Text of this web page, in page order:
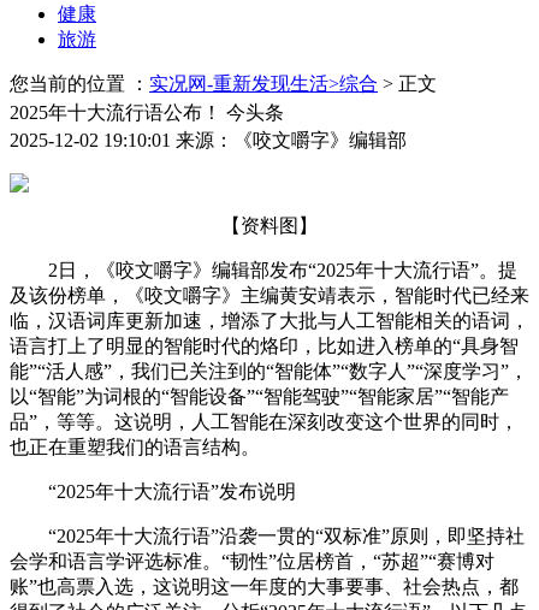
健康
旅游
您当前的位置 ： 实况网-重新发现生活>综合 > 正文
2025年十大流行语公布！ 今头条
2025-12-02 19:10:01 来源：《咬文嚼字》编辑部
【资料图】
2日，《咬文嚼字》编辑部发布“2025年十大流行语”。提
及该份榜单，《咬文嚼字》主编黄安靖表示，智能时代已经来
临，汉语词库更新加速，增添了大批与人工智能相关的语词，
语言打上了明显的智能时代的烙印，比如进入榜单的“具身智
能”“活人感”，我们已关注到的“智能体”“数字人”“深度学习”，
以“智能”为词根的“智能设备”“智能驾驶”“智能家居”“智能产
品”，等等。这说明，人工智能在深刻改变这个世界的同时，
也正在重塑我们的语言结构。
“2025年十大流行语”发布说明
“2025年十大流行语”沿袭一贯的“双标准”原则，即坚持社
会学和语言学评选标准。“韧性”位居榜首，“苏超”“赛博对
账”也高票入选，这说明这一年度的大事要事、社会热点，都